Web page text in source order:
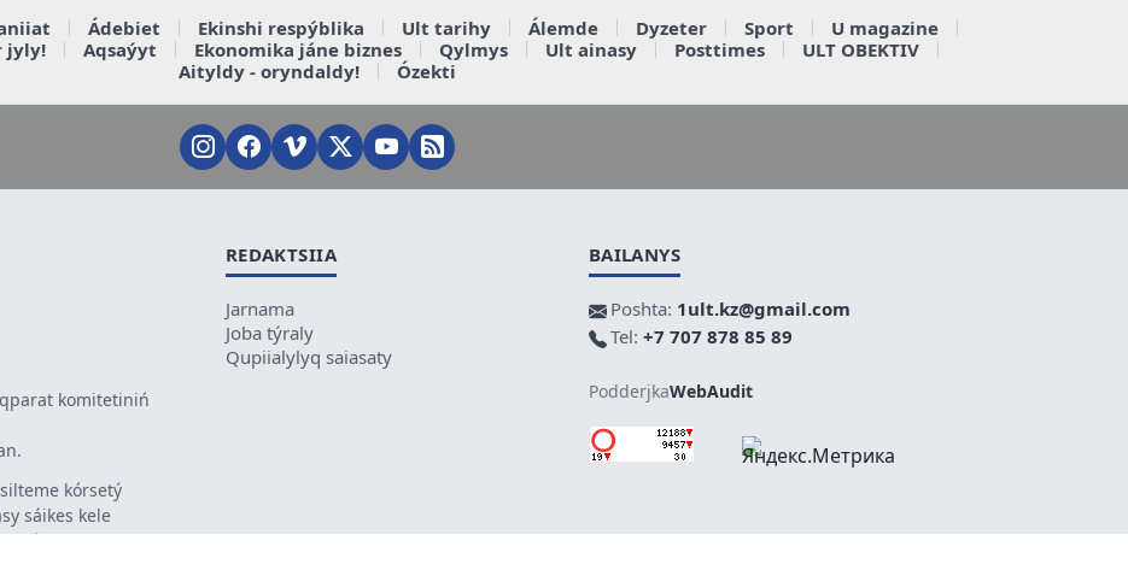
Ádebiet Ekinshi respýblika Ult tarihy Álemde Dyzeter Sport
U magazine
jyly! Aqsaýyt Ekonomika jáne biznes Qylmys Ult ainasy Posttimes
ULT OBEKTIV
Aityldy - oryndaldy!
Ózekti
komitetiniń
kórsetý
sáikes kele
mazmunyna
REDAKTSIIA
Jarnama
Joba týraly
Qupiialylyq saiasaty
BAILANYS
Poshta: 1ult.kz@gmail.com
Tel: +7 707 878 85 89
PodderjkaWebAudit